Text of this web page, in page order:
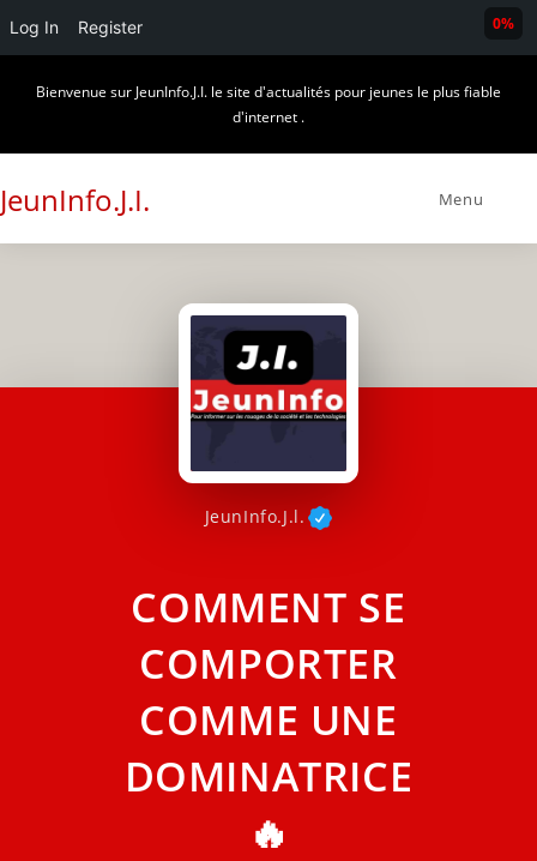
Log In Register
Bienvenue sur JeunInfo.J.I. le site d'actualités pour jeunes le plus fiable
d'internet .
JeunInfo.J.I. Menu
JeunInfo.J.l.
COMMENT SE
COMPORTER
COMME UNE
DOMINATRICE
🔥
0%